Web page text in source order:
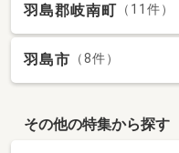
羽島郡岐南町 （11件）
羽島市 （8件）
その他の特集から探す